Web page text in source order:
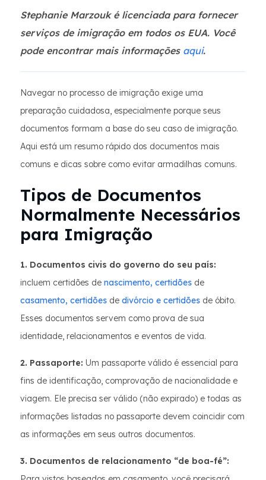
Stephanie Marzouk é licenciada para fornecer
serviços de imigração em todos os EUA. Você
pode encontrar mais informações aqui.
Navegar no processo de imigração exige uma
preparação cuidadosa, especialmente porque seus
documentos formam a base do seu caso de imigração.
Aqui está um resumo rápido dos documentos mais
comuns e dicas sobre como evitar armadilhas comuns.
Tipos de Documentos
Normalmente Necessários
para Imigração
1. Documentos civis do governo do seu país:
incluem certidões de nascimento, certidões de
casamento, certidões de divórcio e certidões de óbito.
Esses documentos servem como prova de sua
identidade, relacionamentos e eventos de vida.
2. Passaporte: Um passaporte válido é essencial para
fins de identificação, comprovação de nacionalidade e
viagem. Ele precisa ser válido (não expirado) e todas as
informações listadas no passaporte devem coincidir com
as informações em seus outros documentos.
3. Documentos de relacionamento “de boa-fé”: